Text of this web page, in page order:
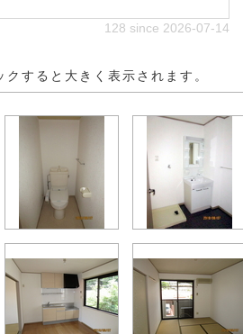
128 since 2026-07-14
クすると大きく表示されます。